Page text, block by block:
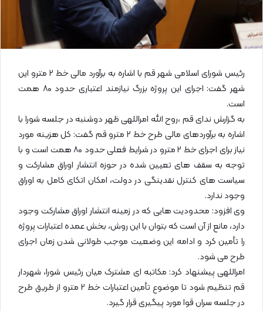
رئیس شورای اسلامی شهر قم با اشاره به برآورد مالی خط ۲ مترو این
شهر گفت: اجرای این پروژه بزرگ نیازمند اعتباری حدود ۸۰ همت
است.
به گزارش ندای قم ،روح الله امراللهی ظهر دوشنبه در جلسه شورا با
اشاره به برآوردهای مالی طرح خط ۲ مترو قم گفت: کل هزینه مورد
نیاز برای اجرای خط ۲ مترو در شرایط فعلی حدود ۸۰ همت است و با
توجه به سقف های تعیین شده در حوزه انتشار اوراق مشارکت و
سیاست های کنترل نقدینگی در دولت، امکان اتکای کامل به اوراق
وجود ندارد.
وی افزود: محدودیت هایی که در زمینه انتشار اوراق مشارکت وجود
دارد، مانع از آن است که بتوان با این روش، بخش عمده اعتبارات پروژه
را تأمین کرد و ادامه این وضعیت موجب طولانی شدن زمان اجرای
طرح می شود.
امراللهی پیشنهاد کرد: مکاتبه ای مشترک میان رئیس شورا، شهردار
قم تنظیم شود تا موضوع تأمین اعتبارات خط ۲ مترو از طریق طرح
در جلسه سران قوا مورد پیگیری قرار گیرد.